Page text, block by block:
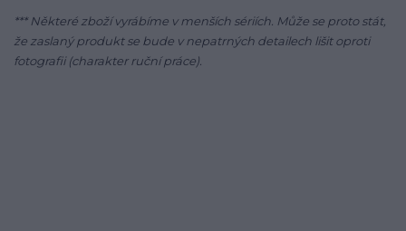
*** Některé zboží vyrábíme v menších sériích. Může se proto stát,
že zaslaný produkt se bude v nepatrných detailech lišit oproti
fotografii (charakter ruční práce).